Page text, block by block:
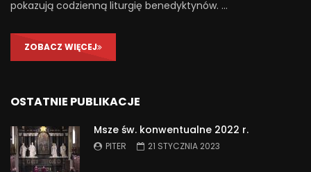
pokazują codzienną liturgię benedyktynów. …
ZOBACZ WIĘCEJ
OSTATNIE PUBLIKACJE
Msze św. konwentualne 2022 r.
PITER 21 STYCZNIA 2023